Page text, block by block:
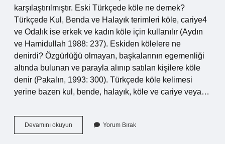
karşılaştırılmıştır. Eski Türkçede köle ne demek?
Türkçede Kul, Benda ve Halayık terimleri köle, cariye4
ve Odalık ise erkek ve kadın köle için kullanılır (Aydın
ve Hamidullah 1988: 237). Eskiden kölelere ne
denirdi? Özgürlüğü olmayan, başkalarının egemenliği
altında bulunan ve parayla alınıp satılan kişilere köle
denir (Pakalın, 1993: 300). Türkçede köle kelimesi
yerine bazen kul, bende, halayık, köle ve cariye veya…
Devamını okuyun
Dilde
Yorum Bırak